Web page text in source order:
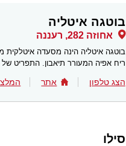
בוטגה איטליה
אחוזה 282, רעננה
בוטגה איטליה הינה מסעדה
ריח אפיה המעורר תיאבון. התפריט של
הצג טלפון אתר
סילו